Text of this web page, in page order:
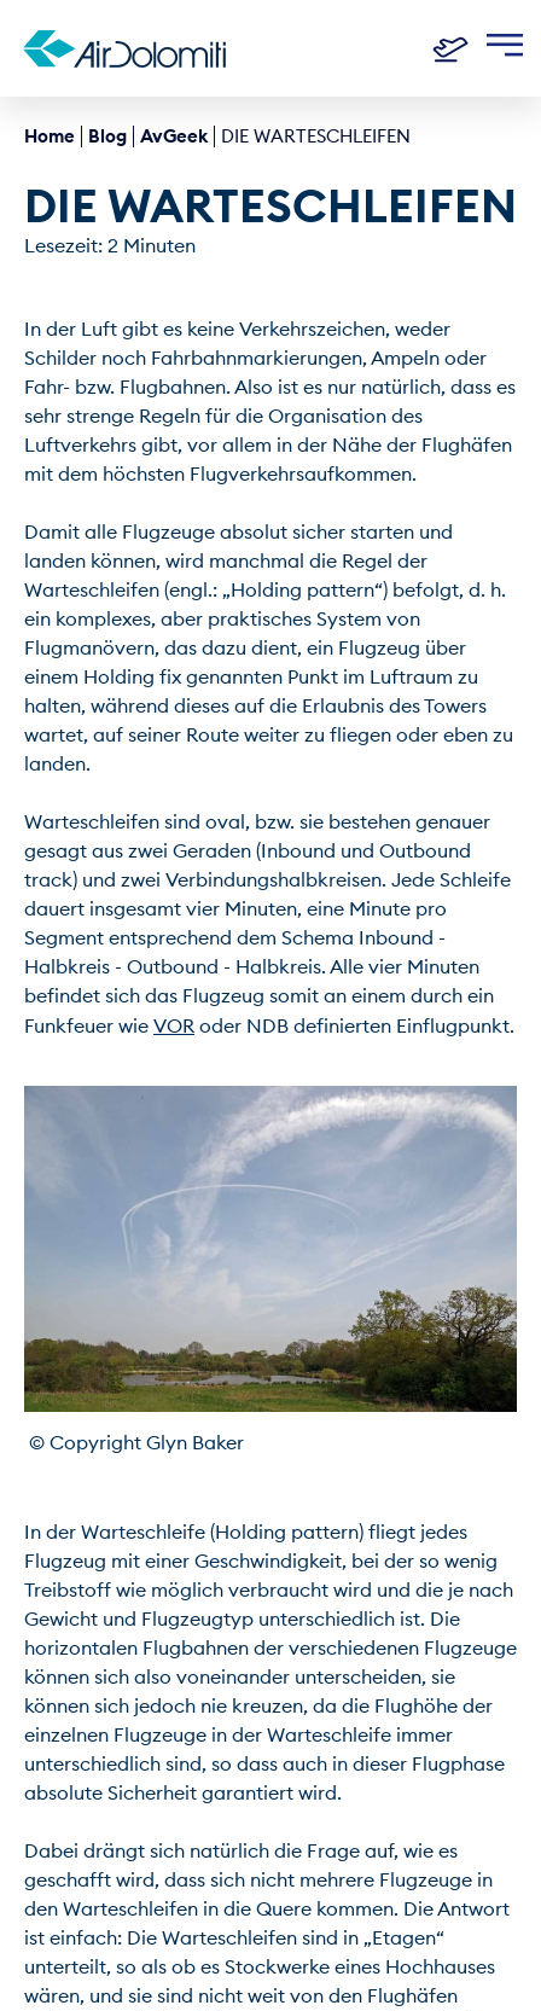
Home Blog AvGeek DIE WARTESCHLEIFEN
DIE WARTESCHLEIFEN
Lesezeit: 2 Minuten
In der Luft gibt es keine Verkehrszeichen, weder
Schilder noch Fahrbahnmarkierungen, Ampeln oder
Fahr- bzw. Flugbahnen. Also ist es nur natürlich, dass es
sehr strenge Regeln für die Organisation des
Luftverkehrs gibt, vor allem in der Nähe der Flughäfen
mit dem höchsten Flugverkehrsaufkommen.
Damit alle Flugzeuge absolut sicher starten und
landen können, wird manchmal die Regel der
Warteschleifen (engl.: „Holding pattern“) befolgt, d. h.
ein komplexes, aber praktisches System von
Flugmanövern, das dazu dient, ein Flugzeug über
einem Holding fix genannten Punkt im Luftraum zu
halten, während dieses auf die Erlaubnis des Towers
wartet, auf seiner Route weiter zu fliegen oder eben zu
landen.
Warteschleifen sind oval, bzw. sie bestehen genauer
gesagt aus zwei Geraden (Inbound und Outbound
track) und zwei Verbindungshalbkreisen. Jede Schleife
dauert insgesamt vier Minuten, eine Minute pro
Segment entsprechend dem Schema Inbound -
Halbkreis - Outbound - Halbkreis. Alle vier Minuten
befindet sich das Flugzeug somit an einem durch ein
Funkfeuer wie VOR oder NDB definierten Einflugpunkt.
© Copyright Glyn Baker
In der Warteschleife (Holding pattern) fliegt jedes
Flugzeug mit einer Geschwindigkeit, bei der so wenig
Treibstoff wie möglich verbraucht wird und die je nach
Gewicht und Flugzeugtyp unterschiedlich ist. Die
horizontalen Flugbahnen der verschiedenen Flugzeuge
können sich also voneinander unterscheiden, sie
können sich jedoch nie kreuzen, da die Flughöhe der
einzelnen Flugzeuge in der Warteschleife immer
unterschiedlich sind, so dass auch in dieser Flugphase
absolute Sicherheit garantiert wird.
Dabei drängt sich natürlich die Frage auf, wie es
geschafft wird, dass sich nicht mehrere Flugzeuge in
den Warteschleifen in die Quere kommen. Die Antwort
ist einfach: Die Warteschleifen sind in „Etagen“
unterteilt, so als ob es Stockwerke eines Hochhauses
wären, und sie sind nicht weit von den Flughäfen